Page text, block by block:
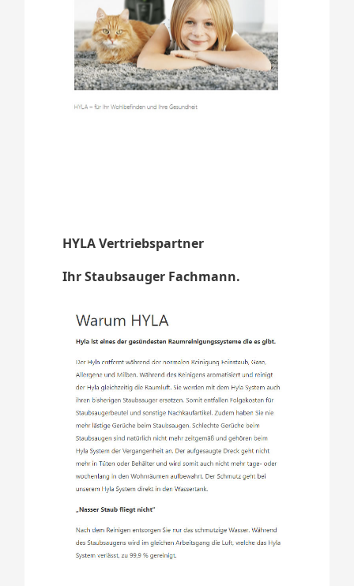
HYLA Vertriebspartner
Ihr Staubsauger Fachmann.